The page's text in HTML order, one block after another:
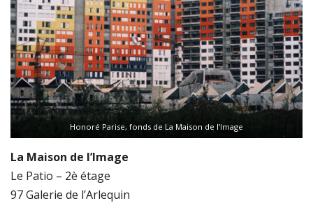
Honoré Parise, fonds de La Maison de l’Image
La Maison de l’Image
Le Patio – 2è étage
97 Galerie de l’Arlequin